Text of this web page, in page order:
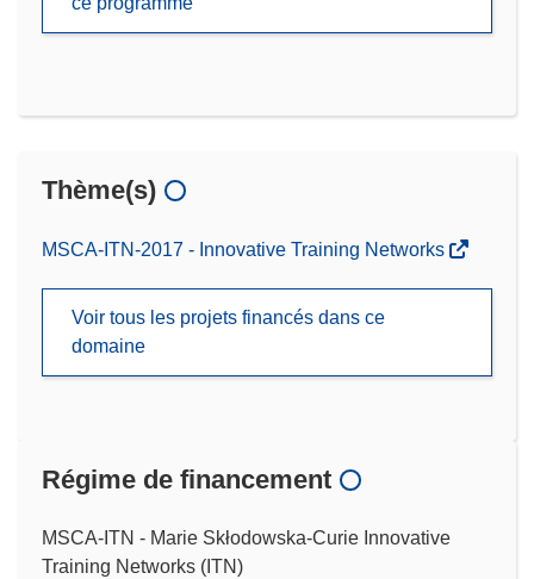
Thème(s)
MSCA-ITN-2017 - Innovative Training Networks
Voir tous les projets financés dans ce
domaine
Régime de financement
MSCA-ITN - Marie Skłodowska-Curie Innovative
Training Networks (ITN)